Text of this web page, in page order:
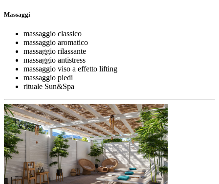
Massaggi
massaggio classico
massaggio aromatico
massaggio rilassante
massaggio antistress
massaggio viso a effetto lifting
massaggio piedi
rituale Sun&Spa